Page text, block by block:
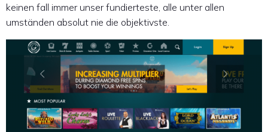
keinen fall immer unser fundierteste, alle unter allen
umständen absolut nie die objektivste.